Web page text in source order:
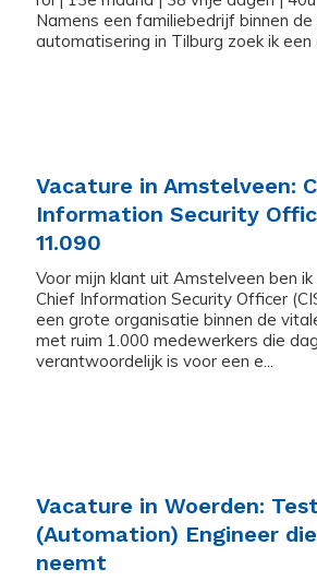
Namens een familiebedrijf binnen de
automatisering in Tilburg zoek ik een
Vacature in Amstelveen:
Information Security
11.090
Voor mijn klant uit Amstelveen ben
Chief Information Security Officer
een grote organisatie binnen de
met ruim 1.000 medewerkers die
verantwoordelijk is voor een e...
Vacature in Woerden: Test
(Automation) Engineer
neemt